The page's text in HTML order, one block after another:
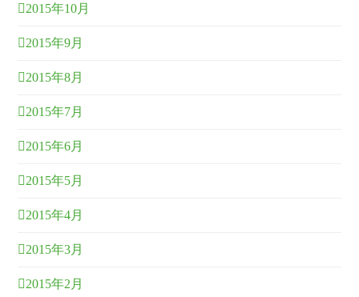
2015年10月
2015年9月
2015年8月
2015年7月
2015年6月
2015年5月
2015年4月
2015年3月
2015年2月